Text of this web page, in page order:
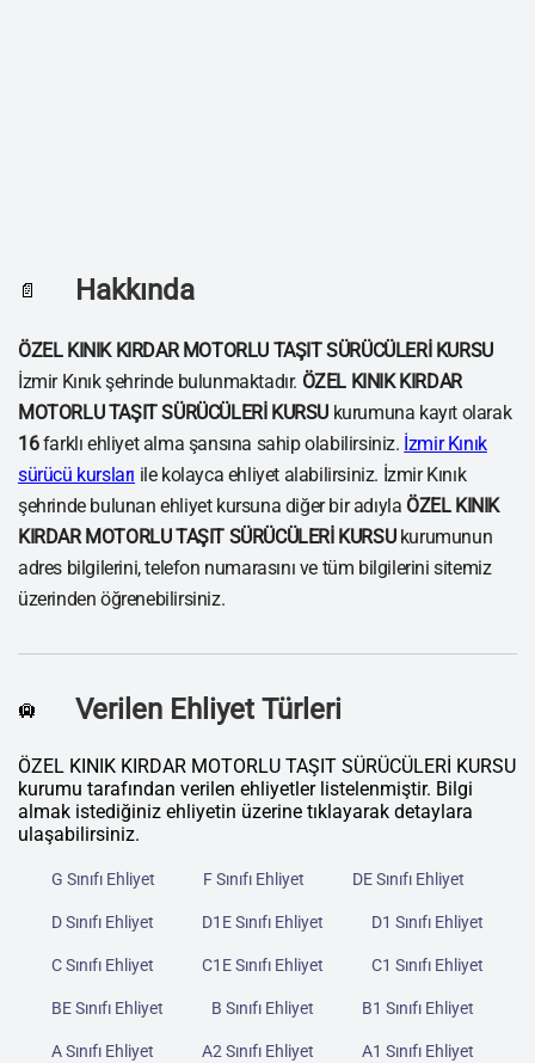
📄 Hakkında
ÖZEL KINIK KIRDAR MOTORLU TAŞIT SÜRÜCÜLERİ KURSU
İzmir Kınık şehrinde bulunmaktadır. ÖZEL KINIK KIRDAR
MOTORLU TAŞIT SÜRÜCÜLERİ KURSU kurumuna kayıt olarak
16farklı ehliyet alma şansına sahip olabilirsiniz. İzmir Kınık
sürücü kursları ile kolayca ehliyet alabilirsiniz. İzmir Kınık
şehrinde bulunan ehliyet kursuna diğer bir adıyla ÖZEL KINIK
KIRDAR MOTORLU TAŞIT SÜRÜCÜLERİ KURSUkurumunun
adres bilgilerini, telefon numarasını ve tüm bilgilerini sitemiz
üzerinden öğrenebilirsiniz.
🛄 Verilen Ehliyet Türleri
ÖZEL KINIK KIRDAR MOTORLU TAŞIT SÜRÜCÜLERİ KURSU
kurumu tarafından verilen ehliyetler listelenmiştir. Bilgi
almak istediğiniz ehliyetin üzerine tıklayarak detaylara
ulaşabilirsiniz.
G Sınıfı Ehliyet F Sınıfı Ehliyet DE Sınıfı Ehliyet
D Sınıfı Ehliyet D1E Sınıfı Ehliyet D1 Sınıfı Ehliyet
C Sınıfı Ehliyet C1E Sınıfı Ehliyet C1 Sınıfı Ehliyet
BE Sınıfı Ehliyet B Sınıfı Ehliyet B1 Sınıfı Ehliyet
A Sınıfı Ehliyet A2 Sınıfı Ehliyet A1 Sınıfı Ehliyet